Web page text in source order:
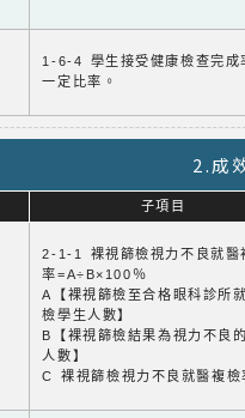
1-6-4 學生接受健康檢查完成
一定比率。
2.成
子項目
2-1-1 裸視篩檢視力不良就醫
率=A÷B×100％
A【裸視篩檢至合格眼科診所
檢學生人數】
B【裸視篩檢結果為視力不良
人數】
C 裸視篩檢視力不良就醫複檢